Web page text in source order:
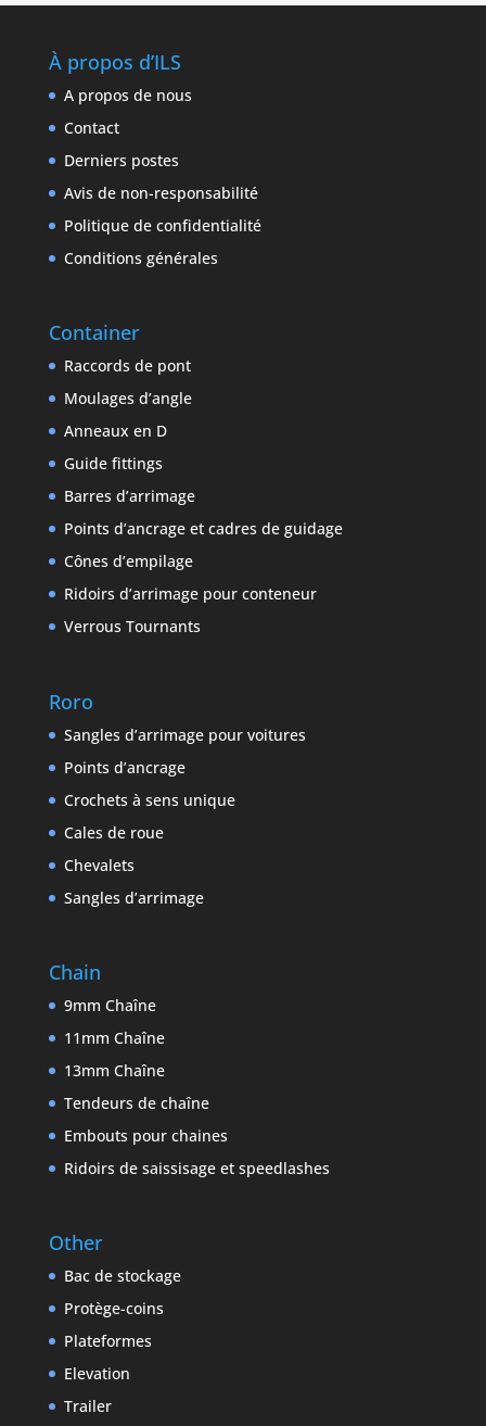
À propos d’ILS
A propos de nous
Contact
Derniers postes
Avis de non-responsabilité
Politique de confidentialité
Conditions générales
Container
Raccords de pont
Moulages d’angle
Anneaux en D
Guide fittings
Barres d’arrimage
Points d’ancrage et cadres de guidage
Cônes d’empilage
Ridoirs d’arrimage pour conteneur
Verrous Tournants
Roro
Sangles d’arrimage pour voitures
Points d’ancrage
Crochets à sens unique
Cales de roue
Chevalets
Sangles d’arrimage
Chain
9mm Chaîne
11mm Chaîne
13mm Chaîne
Tendeurs de chaîne
Embouts pour chaines
Ridoirs de saissisage et speedlashes
Other
Bac de stockage
Protège-coins
Plateformes
Elevation
Trailer